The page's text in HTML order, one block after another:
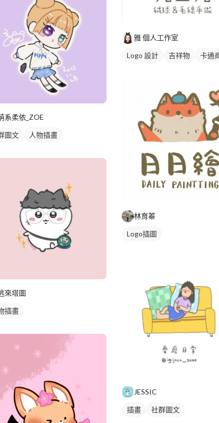
系柔依_ZOE
圖文 人物插畫
來塔圖
插畫
雅 個人工作室
Logo 設計 吉祥物
卡通
林育蓁
Logo插圖
JESSIC
插畫 社群圖文